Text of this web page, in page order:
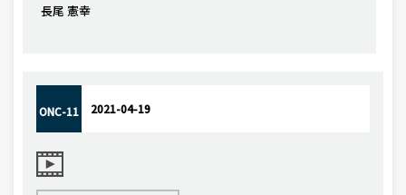
長尾 憲幸
ONC-11 2021-04-19